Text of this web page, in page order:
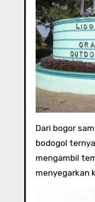
Dari bogor
bodogol
mengambil
menyegarkan